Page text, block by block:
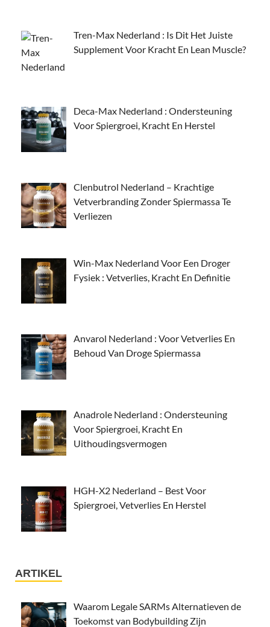
Tren-Max Nederland : Is Dit Het Juiste
Supplement Voor Kracht En Lean Muscle?
Deca-Max Nederland : Ondersteuning
Voor Spiergroei, Kracht En Herstel
Clenbutrol Nederland – Krachtige
Vetverbranding Zonder Spiermassa Te
Verliezen
Win-Max Nederland Voor Een Droger
Fysiek : Vetverlies, Kracht En Definitie
Anvarol Nederland : Voor Vetverlies En
Behoud Van Droge Spiermassa
Anadrole Nederland : Ondersteuning
Voor Spiergroei, Kracht En
Uithoudingsvermogen
HGH-X2 Nederland – Best Voor
Spiergroei, Vetverlies En Herstel
ARTIKEL
Waarom Legale SARMs Alternatieven de
Toekomst van Bodybuilding Zijn